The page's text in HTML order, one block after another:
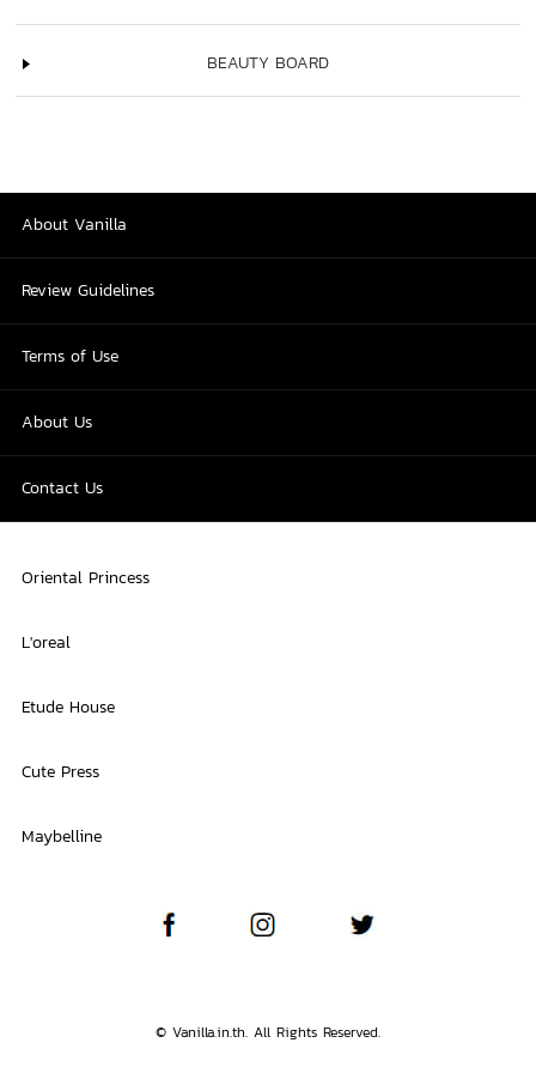
BEAUTY BOARD
About Vanilla
Review Guidelines
Terms of Use
About Us
Contact Us
Oriental Princess
L'oreal
Etude House
Cute Press
Maybelline
© Vanilla.in.th. All Rights Reserved.